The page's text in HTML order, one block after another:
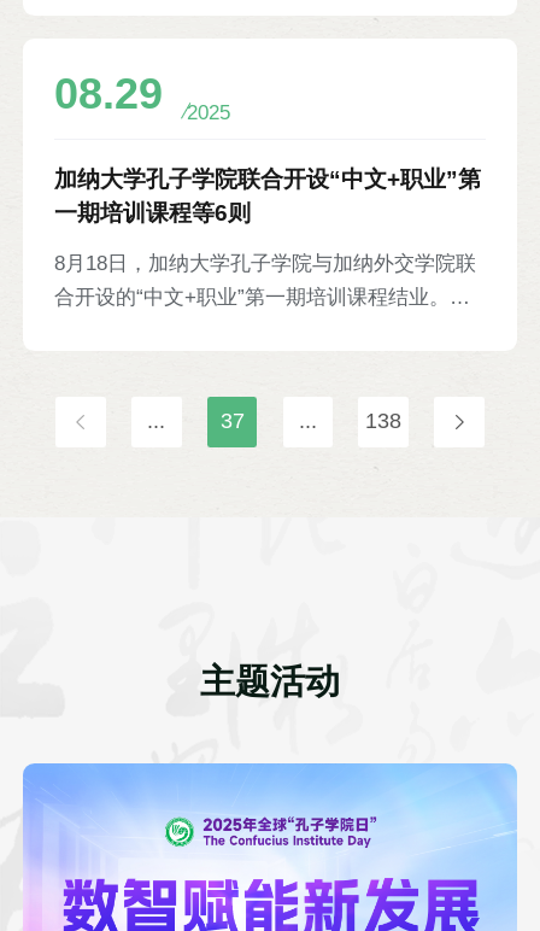
华、孔院印尼方院长余努斯及教师代表参加。
08.29 2025
加纳大学孔子学院联合开设“中文+职业”第
一期培训课程等6则
8月18日，加纳大学孔子学院与加纳外交学院联
合开设的“中文+职业”第一期培训课程结业。课
体验活动。来自加纳外交部、交通部、进出口促
进委员会等机构的83名政府官员参与培训。加
纳外交部总司长拉姆斯·克里兰德，加纳华侨华
... 37 ... 138
主题活动